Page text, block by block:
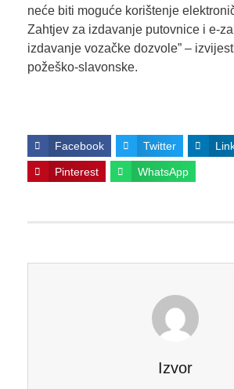
neće biti moguće korištenje
Zahtjev za izdavanje putovnice i e-
izdavanje vozačke dozvole” –
požeško-slavonske.
Facebook Twitter
Pinterest WhatsApp
Izvor